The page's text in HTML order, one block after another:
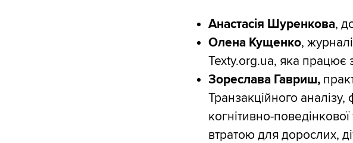
Анастасія Шуренкова,
Олена Кущенко,
Texty.org.ua, яка працює з
Зореслава Гавриш,
Транзакційного
когнітивно-
втратою для дорослих,